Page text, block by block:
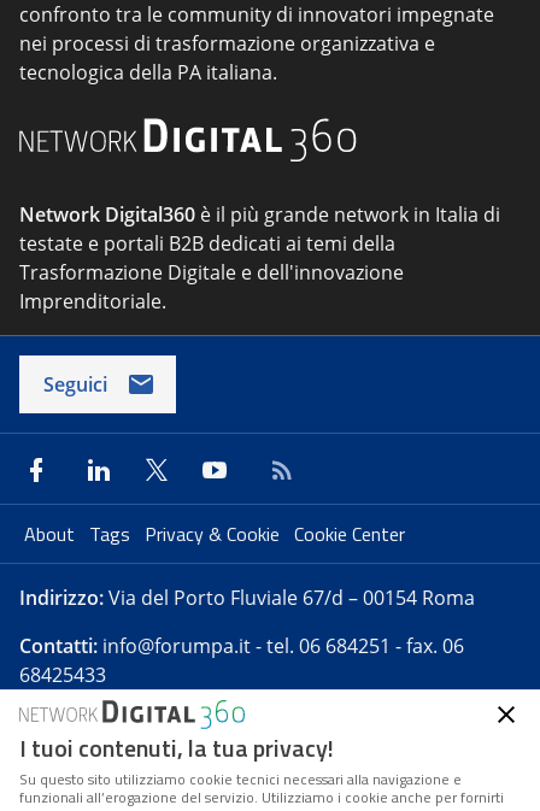
confronto tra le community di innovatori impegnate
nei processi di trasformazione organizzativa e
tecnologica della PA italiana.
Network Digital360 è il più grande network in Italia di
testate e portali B2B dedicati ai temi della
Trasformazione Digitale e dell'innovazione
Imprenditoriale.
Seguici
About Tags Privacy & Cookie Cookie Center
Indirizzo:Via del Porto Fluviale 67/d – 00154 Roma
Contatti: info@forumpa.it- tel. 06 684251 - fax. 06
68425433
Forumpa.itè una pubblicazione telematica iscritta
presso Registro della stampa del Tribunale di Roma -
Reg. n. 182 del 2 maggio 2008 - Direttore resp. Michela
I tuoi contenuti, la tua privacy!
Su questo sito utilizziamo cookie tecnici necessari alla navigazione e
funzionali all’erogazione del servizio. Utilizziamo i cookie anche per fornirti